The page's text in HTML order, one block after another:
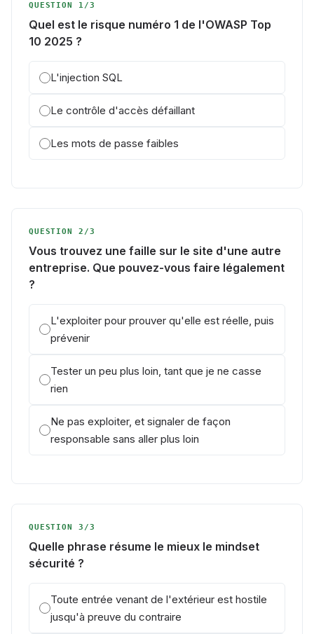
QUESTION 1/3
Quel est le risque numéro 1 de l'OWASP Top
10 2025 ?
L'injection SQL
Le contrôle d'accès défaillant
Les mots de passe faibles
QUESTION 2/3
Vous trouvez une faille sur le site d'une autre
entreprise. Que pouvez-vous faire légalement
?
L'exploiter pour prouver qu'elle est réelle, puis
prévenir
Tester un peu plus loin, tant que je ne casse
rien
Ne pas exploiter, et signaler de façon
responsable sans aller plus loin
QUESTION 3/3
Quelle phrase résume le mieux le mindset
sécurité ?
Toute entrée venant de l'extérieur est hostile
jusqu'à preuve du contraire